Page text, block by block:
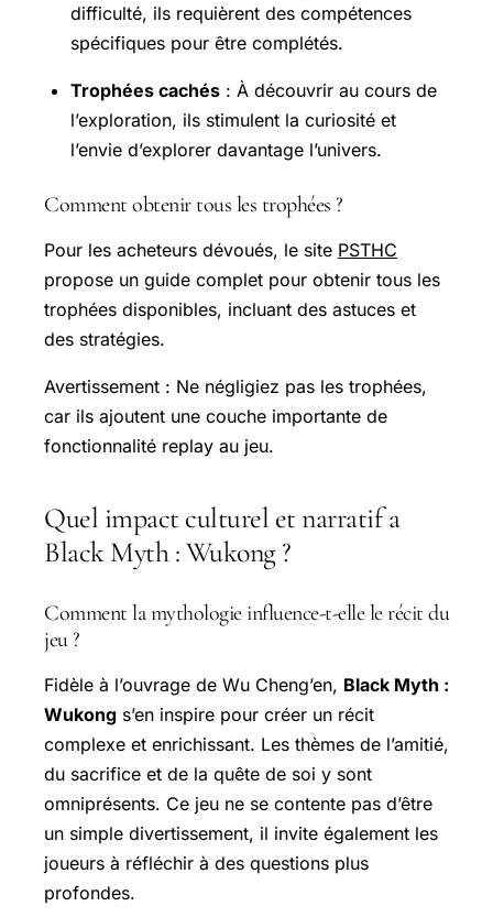
difficulté, ils requièrent des compétences
spécifiques pour être complétés.
Trophées cachés : À découvrir au cours de
l’exploration, ils stimulent la curiosité et
l’envie d’explorer davantage l’univers.
Comment obtenir tous les trophées ?
Pour les acheteurs dévoués, le site PSTHC
propose un guide complet pour obtenir tous les
trophées disponibles, incluant des astuces et
des stratégies.
Avertissement : Ne négligiez pas les trophées,
car ils ajoutent une couche importante de
fonctionnalité replay au jeu.
Quel impact culturel et narratif a
Black Myth : Wukong ?
Comment la mythologie influence-t-elle le récit du
jeu ?
Fidèle à l’ouvrage de Wu Cheng’en, Black Myth :
Wukong s’en inspire pour créer un récit
complexe et enrichissant. Les thèmes de l’amitié,
du sacrifice et de la quête de soi y sont
omniprésents. Ce jeu ne se contente pas d’être
un simple divertissement, il invite également les
joueurs à réfléchir à des questions plus
profondes.